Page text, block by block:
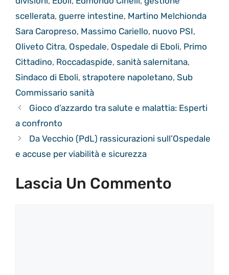
scellerata, guerre intestine, Martino Melchionda
Sara Caropreso, Massimo Cariello, nuovo PSI,
Oliveto Citra, Ospedale, Ospedale di Eboli, Primo
Cittadino, Roccadaspide, sanità salernitana,
Sindaco di Eboli, strapotere napoletano, Sub
Commissario sanità
Gioco d’azzardo tra salute e malattia: Esperti
a confronto
Da Vecchio (PdL) rassicurazioni sull’Ospedale
e accuse per viabilità e sicurezza
Lascia Un Commento